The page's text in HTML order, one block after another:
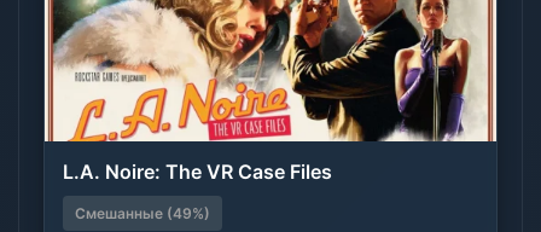
L.A. Noire: The VR Case Files
Смешанные (49%)